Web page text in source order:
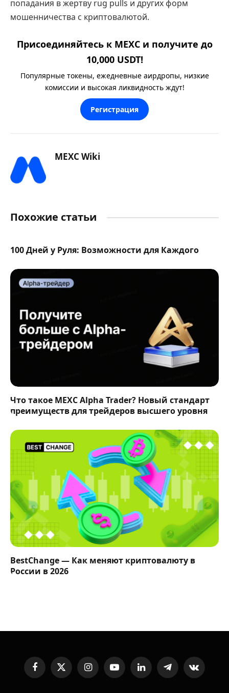
попадания в жертву rug pulls и других форм
мошенничества с криптовалютой.
Присоединяйтесь к MEXC и получите до
10,000 USDT!
Популярные токены, ежедневные аирдропы, низкие
комиссии и высокая ликвидность ждут!
Регистрация
MEXC Wiki
Похожие статьи
100 Дней у Руля: Возможности для Каждого
Что такое MEXC Alpha Trader? Новый стандарт
преимуществ для трейдеров высшего уровня
BestChange — Как меняют криптовалюту в
России в 2026
FacebookX
(Twitter)
InstagramYouTubeLinkedInTelegramVKontakte